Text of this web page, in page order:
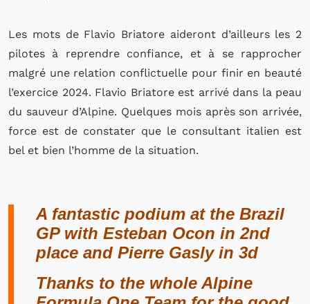
Les mots de Flavio Briatore aideront d’ailleurs les 2
pilotes à reprendre confiance, et à se rapprocher
malgré une relation conflictuelle pour finir en beauté
l’exercice 2024. Flavio Briatore est arrivé dans la peau
du sauveur d’Alpine. Quelques mois après son arrivée,
force est de constater que le consultant italien est
bel et bien l’homme de la situation.
A fantastic podium at the Brazil
GP with Esteban Ocon in 2nd
place and Pierre Gasly in 3d
Thanks to the whole Alpine